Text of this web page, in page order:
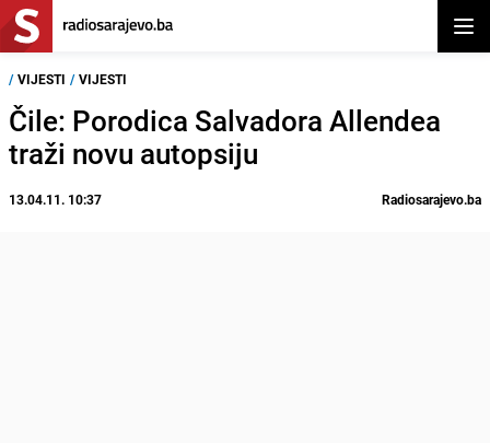
/ VIJESTI / VIJESTI
Čile: Porodica Salvadora Allendea
traži novu autopsiju
13.04.11. 10:37 Radiosarajevo.ba